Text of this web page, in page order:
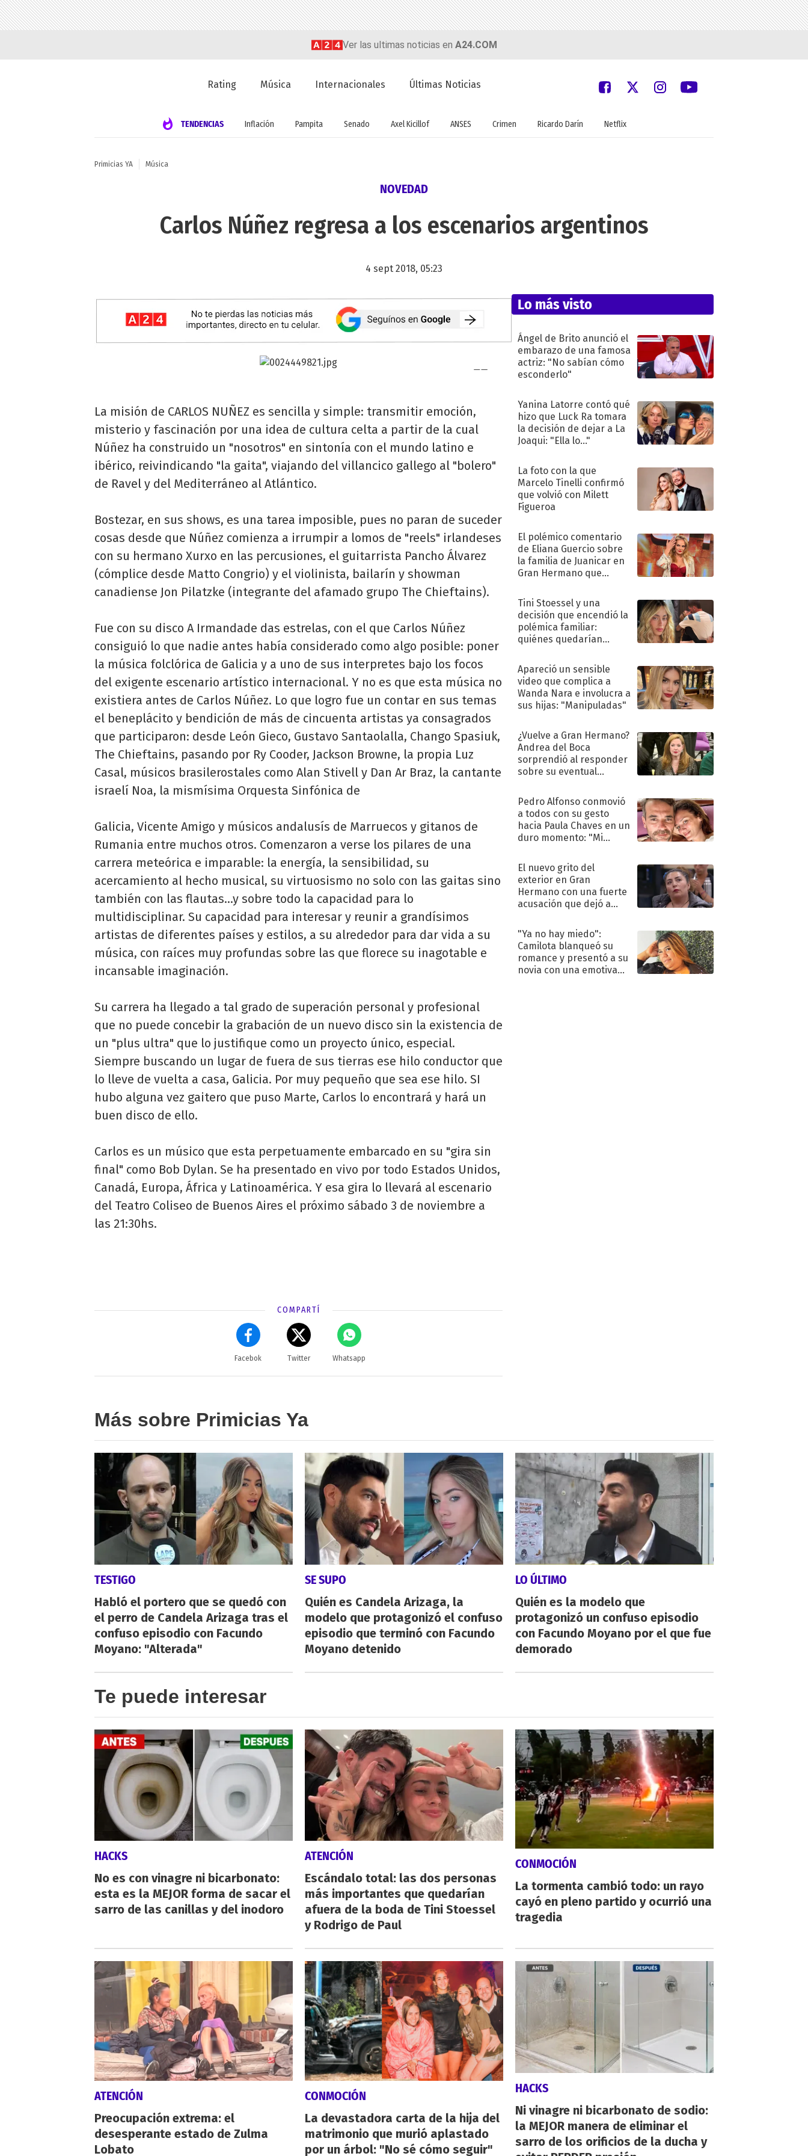
Ver las ultimas noticias en A24.COM
Rating Música Internacionales Últimas Noticias
TENDENCIAS Inflación Pampita Senado Axel Kicillof ANSES Crimen Ricardo Darín Netflix
Primicias YA Música
NOVEDAD
Carlos Núñez regresa a los escenarios argentinos
4 sept 2018, 05:23
La misión de CARLOS NUÑEZ es sencilla y simple: transmitir emoción,
misterio y fascinación por una idea de cultura celta a partir de la cual
Núñez ha construido un "nosotros" en sintonía con el mundo latino e
ibérico, reivindicando "la gaita", viajando del villancico gallego al "bolero"
de Ravel y del Mediterráneo al Atlántico.
Bostezar, en sus shows, es una tarea imposible, pues no paran de suceder
cosas desde que Núñez comienza a irrumpir a lomos de "reels" irlandeses
con su hermano Xurxo en las percusiones, el guitarrista Pancho Álvarez
(cómplice desde Matto Congrio) y el violinista, bailarín y showman
canadiense Jon Pilatzke (integrante del afamado grupo The Chieftains).
Fue con su disco A Irmandade das estrelas, con el que Carlos Núñez
consiguió lo que nadie antes había considerado como algo posible: poner
la música folclórica de Galicia y a uno de sus interpretes bajo los focos
del exigente escenario artístico internacional. Y no es que esta música no
existiera antes de Carlos Núñez. Lo que logro fue un contar en sus temas
el beneplácito y bendición de más de cincuenta artistas ya consagrados
que participaron: desde León Gieco, Gustavo Santaolalla, Chango Spasiuk,
The Chieftains, pasando por Ry Cooder, Jackson Browne, la propia Luz
Casal, músicos brasilerostales como Alan Stivell y Dan Ar Braz, la cantante
israelí Noa, la mismísima Orquesta Sinfónica de
Galicia, Vicente Amigo y músicos andalusís de Marruecos y gitanos de
Rumania entre muchos otros. Comenzaron a verse los pilares de una
carrera meteórica e imparable: la energía, la sensibilidad, su
acercamiento al hecho musical, su virtuosismo no solo con las gaitas sino
también con las flautas...y sobre todo la capacidad para lo
multidisciplinar. Su capacidad para interesar y reunir a grandísimos
artistas de diferentes países y estilos, a su alrededor para dar vida a su
música, con raíces muy profundas sobre las que florece su inagotable e
incansable imaginación.
Su carrera ha llegado a tal grado de superación personal y profesional
que no puede concebir la grabación de un nuevo disco sin la existencia de
un "plus ultra" que lo justifique como un proyecto único, especial.
Siempre buscando un lugar de fuera de sus tierras ese hilo conductor que
lo lleve de vuelta a casa, Galicia. Por muy pequeño que sea ese hilo. SI
hubo alguna vez gaitero que puso Marte, Carlos lo encontrará y hará un
buen disco de ello.
Carlos es un músico que esta perpetuamente embarcado en su "gira sin
final" como Bob Dylan. Se ha presentado en vivo por todo Estados Unidos,
Canadá, Europa, África y Latinoamérica. Y esa gira lo llevará al escenario
del Teatro Coliseo de Buenos Aires el próximo sábado 3 de noviembre a
las 21:30hs.
COMPARTÍ
Facebok Twitter Whatsapp
Lo más visto
Ángel de Brito anunció el
embarazo de una famosa
actriz: "No sabían cómo
esconderlo"
Yanina Latorre contó qué
hizo que Luck Ra tomara
la decisión de dejar a La
Joaqui: "Ella lo..."
La foto con la que
Marcelo Tinelli confirmó
que volvió con Milett
Figueroa
El polémico comentario
de Eliana Guercio sobre
la familia de Juanicar en
Gran Hermano que
Tini Stoessel y una
decisión que encendió la
polémica familiar:
quiénes quedarían
Apareció un sensible
video que complica a
Wanda Nara e involucra a
sus hijas: "Manipuladas"
¿Vuelve a Gran Hermano?
Andrea del Boca
sorprendió al responder
sobre su eventual
Pedro Alfonso conmovió
a todos con su gesto
hacia Paula Chaves en un
duro momento: "Mi
terapéutico"
El nuevo grito del
exterior en Gran
Hermano con una fuerte
acusación que dejó a
"Traidora"
"Ya no hay miedo":
Camilota blanqueó su
romance y presentó a su
novia con una emotiva
Más sobre Primicias Ya
TESTIGO
Habló el portero que se quedó con
el perro de Candela Arizaga tras el
confuso episodio con Facundo
Moyano: "Alterada"
SE SUPO
Quién es Candela Arizaga, la
modelo que protagonizó el confuso
episodio que terminó con Facundo
Moyano detenido
LO ÚLTIMO
Quién es la modelo que
protagonizó un confuso episodio
con Facundo Moyano por el que fue
demorado
Te puede interesar
HACKS
No es con vinagre ni bicarbonato:
esta es la MEJOR forma de sacar el
sarro de las canillas y del inodoro
ATENCIÓN
Escándalo total: las dos personas
más importantes que quedarían
afuera de la boda de Tini Stoessel
y Rodrigo de Paul
CONMOCIÓN
La tormenta cambió todo: un rayo
cayó en pleno partido y ocurrió una
tragedia
ATENCIÓN
Preocupación extrema: el
desesperante estado de Zulma
Lobato
CONMOCIÓN
La devastadora carta de la hija del
matrimonio que murió aplastado
por un árbol: "No sé cómo seguir"
HACKS
Ni vinagre ni bicarbonato de sodio:
la MEJOR manera de eliminar el
sarro de los orificios de la ducha y